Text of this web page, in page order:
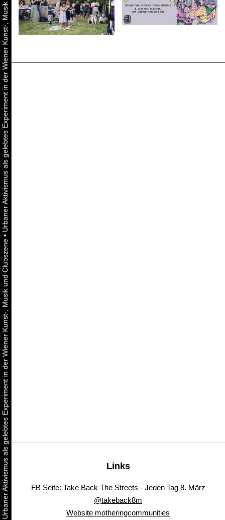
Urbaner Aktivismus als gelebtes Experiment in der Wiener Kunst-, Musik und Clubszene
•
Urbaner Aktivismus als gelebtes Experiment in der Wiener Kunst-, Musik und Clubszene
Links
FB Seite: Take Back The Streets - Jeden Tag 8. März
@takeback8m
Website motheringcommunities